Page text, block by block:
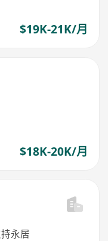
$19K-21K/月
$18K-20K/月
永居